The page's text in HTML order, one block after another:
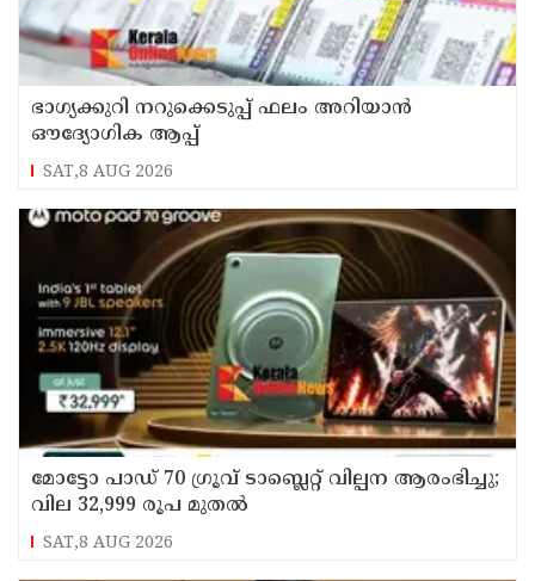
ഭാഗ്യക്കുറി നറുക്കെടുപ്പ് ഫലം അറിയാൻ
ഔദ്യോഗിക ആപ്പ്
SAT,8 AUG 2026
മോട്ടോ പാഡ് 70 ഗ്രൂവ് ടാബ്ലെറ്റ് വില്പന ആരംഭിച്ചു;
വില 32,999 രൂപ മുതൽ
SAT,8 AUG 2026